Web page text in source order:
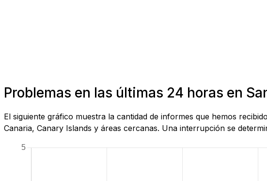
Problemas en las últimas 24 horas en
El siguiente gráfico muestra la cantidad de informes que hemos
Canaria, Canary Islands y áreas cercanas. Una interrupción se